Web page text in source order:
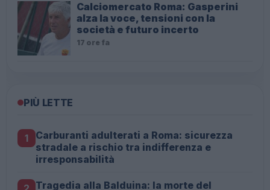
Calciomercato Roma: Gasperini
alza la voce, tensioni con la
società e futuro incerto
17 ore fa
PIÙ LETTE
1
Carburanti adulterati a Roma: sicurezza
stradale a rischio tra indifferenza e
irresponsabilità
Tragedia alla Balduina: la morte del